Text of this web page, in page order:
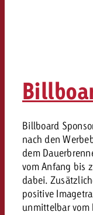
Billboard
nach den
dem
vom Anfang bis
dabei.
positive
unmittelbar vom